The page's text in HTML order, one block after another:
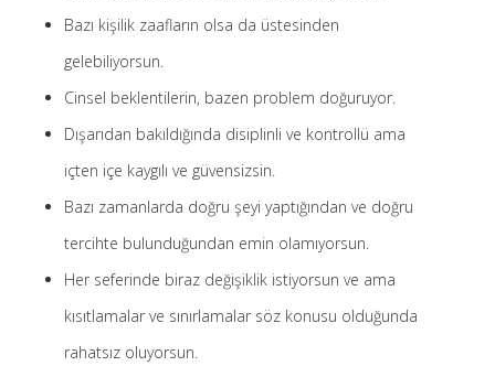
23 Nisan 2019
Son Yorumlar
Ayfer Kaya-Kur’an’a göre Hırsızın Eli mi Kesilir ?
-
4 Ocak 2025
Yasemin Aydoğdu-Kendime Düşünceler
Bazı kişilik zaafların olsa da üstesinden
gelebiliyorsun.
Cinsel beklentilerin, bazen problem doğuruyor.
Dışarıdan bakıldığında disiplinli ve kontrollü ama
içten içe kaygılı ve güvensizsin.
Bazı zamanlarda doğru şeyi yaptığından ve doğru
tercihte bulunduğundan emin olamıyorsun.
Her seferinde biraz değişiklik istiyorsun ve ama
kısıtlamalar ve sınırlamalar söz konusu olduğunda
rahatsız oluyorsun.